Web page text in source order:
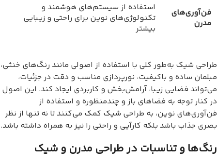
فن‌آوری‌های
مدرن
استفاده از سیستم‌های هوشمند و
تکنولوژی‌های نوین برای راحتی و زیبایی
بیشتر
طراحی شیک به‌طور کلی با استفاده از اصولی مانند رنگ‌های خنثی،
مبلمان ساده و باکیفیت، نورپردازی مناسب و دقت در جزئیات،
می‌تواند فضایی زیبا، آرامش‌بخش و کاربردی ایجاد کند. این اصول
در کنار توجه به فضاهای باز و چندمنظوره و استفاده از
فن‌آوری‌های نوین، به طراحی شیک کمک می‌کنند تا نه تنها از نظر
بصری جذاب باشد بلکه کارآیی و راحتی را نیز به همراه داشته باشد.
رنگ‌ها و تناسبات در طراحی مدرن و شیک